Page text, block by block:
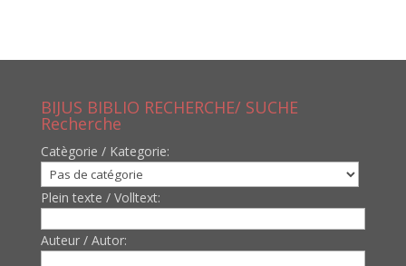
BIJUS BIBLIO RECHERCHE/ SUCHE
Recherche
Catègorie / Kategorie:
Plein texte / Volltext:
Auteur / Autor: